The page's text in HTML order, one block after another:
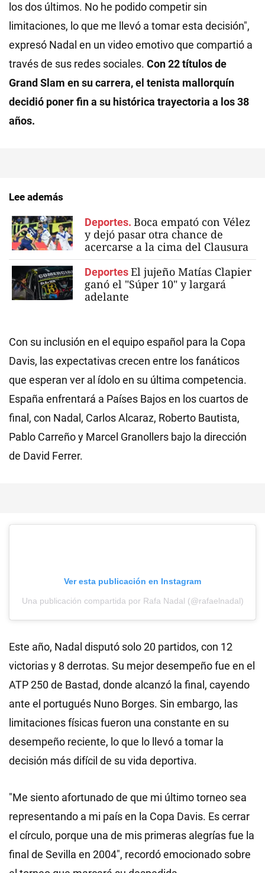
los dos últimos. No he podido competir sin
limitaciones, lo que me llevó a tomar esta decisión",
expresó Nadal en un video emotivo que compartió a
través de sus redes sociales. Con 22 títulos de
Grand Slam en su carrera, el tenista mallorquín
decidió poner fin a su histórica trayectoria a los 38
años.
Lee además
Deportes. Boca empató con Vélez
y dejó pasar otra chance de
acercarse a la cima del Clausura
DeportesEl jujeño Matías Clapier
ganó el "Súper 10" y largará
adelante
Con su inclusión en el equipo español para la Copa
Davis, las expectativas crecen entre los fanáticos
que esperan ver al ídolo en su última competencia.
España enfrentará a Países Bajos en los cuartos de
final, con Nadal, Carlos Alcaraz, Roberto Bautista,
Pablo Carreño y Marcel Granollers bajo la dirección
de David Ferrer.
Ver esta publicación en Instagram
Una publicación compartida por Rafa Nadal (@rafaelnadal)
Este año, Nadal disputó solo 20 partidos, con 12
victorias y 8 derrotas. Su mejor desempeño fue en el
ATP 250 de Bastad, donde alcanzó la final, cayendo
ante el portugués Nuno Borges. Sin embargo, las
limitaciones físicas fueron una constante en su
desempeño reciente, lo que lo llevó a tomar la
decisión más difícil de su vida deportiva.
"Me siento afortunado de que mi último torneo sea
representando a mi país en la Copa Davis. Es cerrar
el círculo, porque una de mis primeras alegrías fue la
final de Sevilla en 2004", recordó emocionado sobre